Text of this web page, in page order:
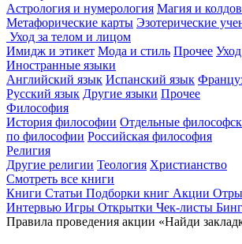
Астрология и нумерология Магия и
Метафорические карты Эзотерические
Уход за телом и лицом
Имидж и этикет Мода и стиль Прочее
Иностранные языки
Английский язык Испанский язык
Русский язык Другие языки Прочее
Философия
История философии Отдельные
по философии Российская философия
Религия
Другие религии Теология Христианство
Смотреть все книги
Книги Статьи Подборки книг Акции
Интервью Игры Открытки Чек-листы
Правила проведения акции «Найди